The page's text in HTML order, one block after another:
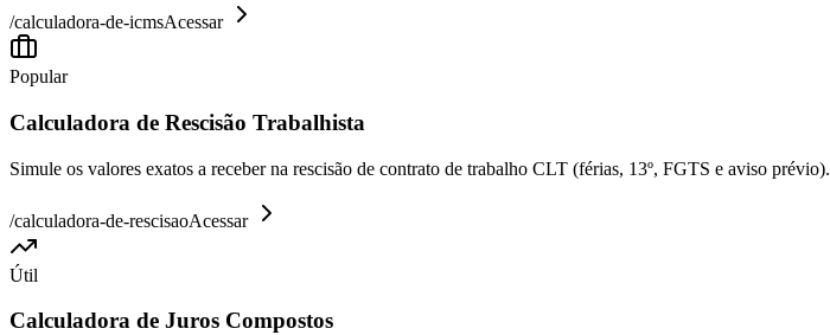
/calculadora-de-icmsAcessar
Popular
Calculadora de Rescisão Trabalhista
Simule os valores exatos a receber na rescisão de contrato de trabalho CLT (férias, 13º, FGTS e aviso prévio).
/calculadora-de-rescisaoAcessar
Útil
Calculadora de Juros Compostos